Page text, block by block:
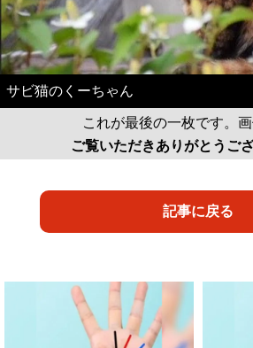
サビ猫のくーちゃん
これが最後の一枚です。画
ご覧いただきありがとうご
記事に戻る